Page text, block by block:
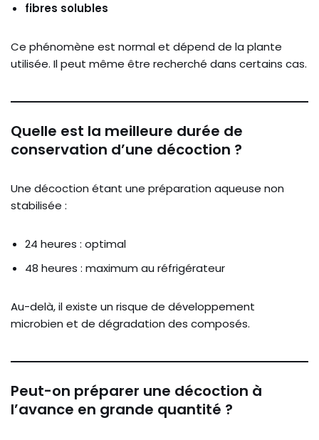
fibres solubles
Ce phénomène est normal et dépend de la plante
utilisée. Il peut même être recherché dans certains cas.
Quelle est la meilleure durée de
conservation d’une décoction ?
Une décoction étant une préparation aqueuse non
stabilisée :
24 heures : optimal
48 heures : maximum au réfrigérateur
Au-delà, il existe un risque de développement
microbien et de dégradation des composés.
Peut-on préparer une décoction à
l’avance en grande quantité ?